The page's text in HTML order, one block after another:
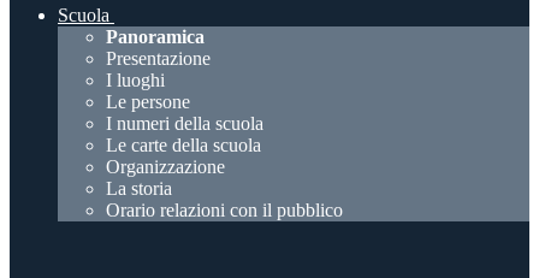
Scuola
Panoramica
Presentazione
I luoghi
Le persone
I numeri della scuola
Le carte della scuola
Organizzazione
La storia
Orario relazioni con il pubblico